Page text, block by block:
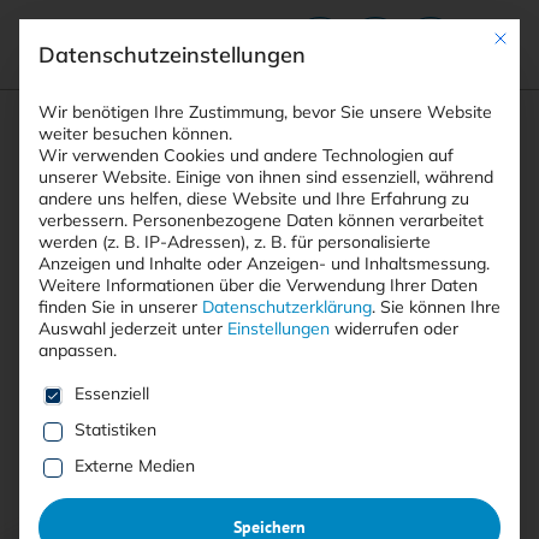
Suchfeld
Suchen
Breadcrumb-Navigation
STARTSEITE MALWARESCHUTZ
Alle Beiträge mit dem
Schlagwort “Malwareschutz”
Mit
Datenschutzeinstellungen
Wir benötigen Ihre Zustimmung, bevor Sie unsere Website
weiter besuchen können.
Wir verwenden Cookies und andere Technologien auf
unserer Website. Einige von ihnen sind essenziell, während
andere uns helfen, diese Website und Ihre Erfahrung zu
verbessern. Personenbezogene Daten können verarbeitet
werden (z. B. IP-Adressen), z. B. für personalisierte
Anzeigen und Inhalte oder Anzeigen- und Inhaltsmessung.
Weitere Informationen über die Verwendung Ihrer Daten
finden Sie in unserer Datenschutzerklärung. Sie können Ihre
Auswahl jederzeit unter Einstellungen widerrufen oder
anpassen.
Es folgt eine Liste der Service-Gruppen, für die eine
Essenziell
Statistiken
Externe Medien
Speichern